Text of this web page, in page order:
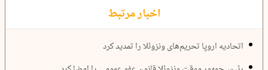
اخبار مرتبط
اتحادیه اروپا تحریم‌های ونزوئلا را تمدید کرد